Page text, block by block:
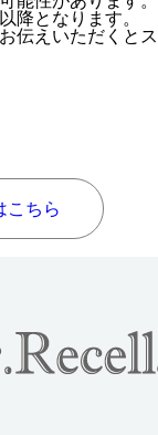
降となります。
伝えいただくとス
こちら